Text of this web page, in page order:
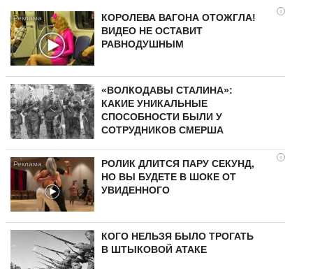
i
КОРОЛЕВА ВАГОНА ОТОЖГЛА!
ВИДЕО НЕ ОСТАВИТ
РАВНОДУШНЫМ
«ВОЛКОДАВЫ СТАЛИНА»:
КАКИЕ УНИКАЛЬНЫЕ
СПОСОБНОСТИ БЫЛИ У
СОТРУДНИКОВ СМЕРША
i
РОЛИК ДЛИТСЯ ПАРУ СЕКУНД,
НО ВЫ БУДЕТЕ В ШОКЕ ОТ
УВИДЕННОГО
КОГО НЕЛЬЗЯ БЫЛО ТРОГАТЬ
В ШТЫКОВОЙ АТАКЕ